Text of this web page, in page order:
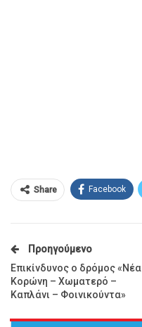
Share Facebook
Προηγούμενο
Επικίνδυνος ο δρόμος «Νέα
Κορώνη – Χωματερό –
Καπλάνι – Φοινικούντα»